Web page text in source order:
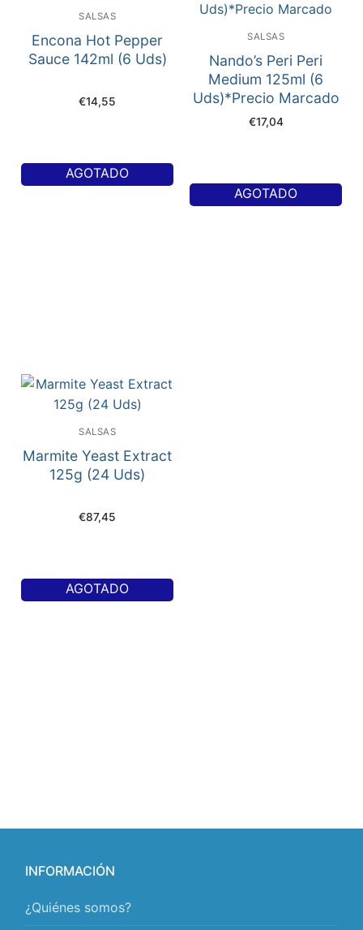
SALSAS
Encona Hot Pepper
Sauce 142ml (6 Uds)
€14,55
AGOTADO
SALSAS
Nando’s Peri Peri
Medium 125ml (6
Uds)*Precio Marcado
€17,04
AGOTADO
SALSAS
Marmite Yeast Extract
125g (24 Uds)
€87,45
AGOTADO
INFORMACIÓN
¿Quiénes somos?